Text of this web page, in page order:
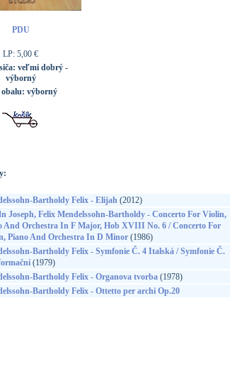
PDU
LP: 5,00 €
veľmi dobrý -
výborný
obalu: výborný
Bartholdy Felix - Elijah(2012)
Joseph, Felix Mendelssohn-Bartholdy - Concerto For Violin,
And Orchestra In F Major, Hob XVIII No. 6 / Concerto For
Piano And Orchestra In D Minor(1986)
Bartholdy Felix - Symfonie Č. 4 Italská / Symfonie Č.
(1979)
Bartholdy Felix - Organova tvorba(1978)
Bartholdy Felix - Ottetto per archi Op.20